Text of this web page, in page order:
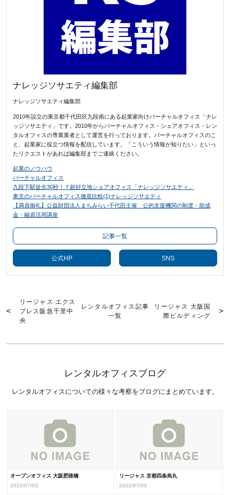
ナレッジソサエティ編集部
ナレッジソサエティ編集部
2010年設立の東京都千代田区九段南にある起業家向けバーチャルオフィス「ナレ
ッジソサエティ」です。2010年からバーチャルオフィス・シェアオフィス・レン
タルオフィスの専業業者として運営を行っております。バーチャルオフィスのこ
と、起業家に役立つ情報を配信しています。「こういう情報が知りたい」といっ
たリクエストがあれば編集部までご連絡ください。
起業のノウハウ
バーチャルオフィス
九段下駅徒歩30秒！？超好立地シェアオフィス「ナレッジソサエティ」
東京のバーチャルオフィス徹底比較(1)ナレッジソサエティ
【満員御礼】公益財団法人まちみらい千代田主催 公的支援機関の制度・助成
金・融資活用講座
記事一覧
公式HP SNS
リージャス エクス
プレス阪急千里中
央
レンタルオフィス記事
一覧
リージャス 大阪国
際ビルディング
レンタルオフィスブログ
レンタルオフィスについての様々な考察をブログにまとめています。
オープンオフィス 大阪肥後橋
2022/07/03
リージャス 京都四条烏丸
2022/07/03